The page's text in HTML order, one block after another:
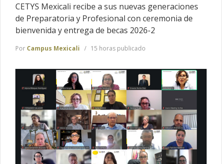
CETYS Mexicali recibe a sus nuevas generaciones
de Preparatoria y Profesional con ceremonia de
bienvenida y entrega de becas 2026-2
Por Campus Mexicali 15 horas publicado